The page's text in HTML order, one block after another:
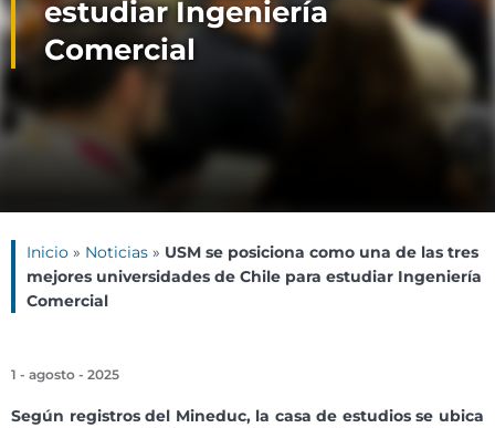
estudiar Ingeniería
Comercial
Inicio » Noticias » USM se posiciona como una de las tres
mejores universidades de Chile para estudiar Ingeniería
Comercial
1 - agosto - 2025
Según registros del Mineduc, la casa de estudios se ubica